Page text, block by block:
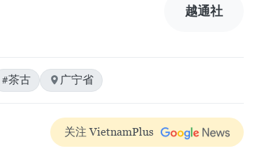
越通社
#茶古 广宁省
关注 VietnamPlus